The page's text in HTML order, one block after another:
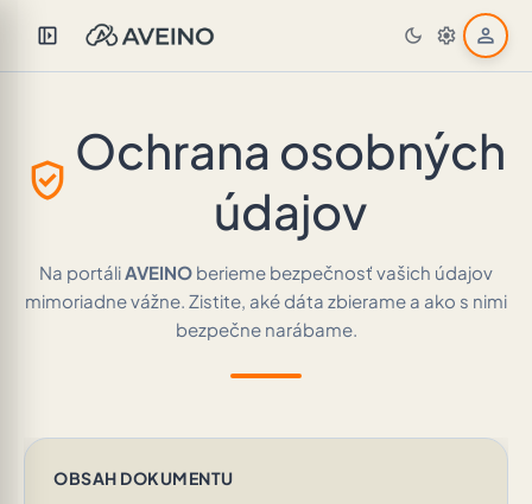
left_panel_open dark_mode settings person
verified_user Ochrana osobných
údajov
Na portáliAVEINO berieme bezpečnosť vašich údajov
mimoriadne vážne. Zistite, aké dáta zbierame a ako s nimi
bezpečne narábame.
OBSAH DOKUMENTU